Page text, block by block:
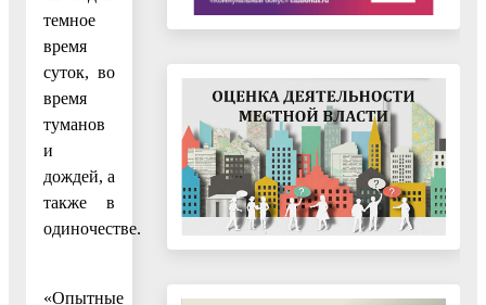
темное
время
суток, во
время
туманов
и
дождей, а
также в
одиночестве.
«Опытные